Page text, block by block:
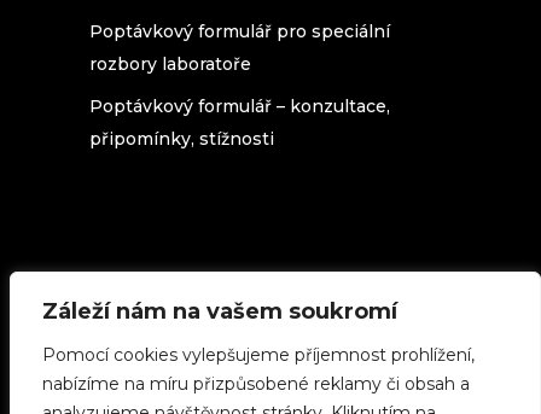
Záleží nám na vašem soukromí
Pomocí cookies vylepšujeme příjemnost prohlížení,
nabízíme na míru přizpůsobené reklamy či obsah a
Poptávkový formulář pro speciální
rozbory laboratoře
Poptávkový formulář – konzultace,
připomínky, stížnosti
licenci Creative Commons 3.0 Česká
republika(použijete-li cokoliv z našich
stránek, uveďte zdroj.)